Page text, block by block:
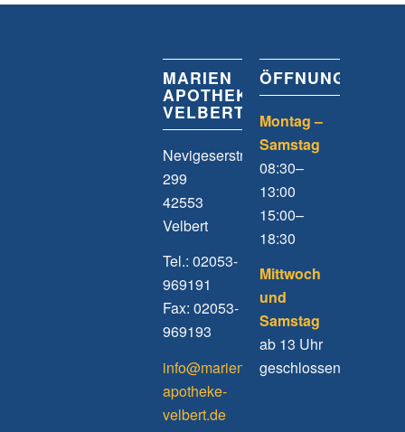
MARIEN
APOTHEKE
VELBERT
Nevigeserstrasse
299
42553
Velbert
Tel.: 02053-
969191
Fax: 02053-
969193
info@marien-
apotheke-
velbert.de
Montag –
Samstag
08:30–
13:00
15:00–
18:30
Mittwoch
und
Samstag
ab 13 Uhr
geschlossen